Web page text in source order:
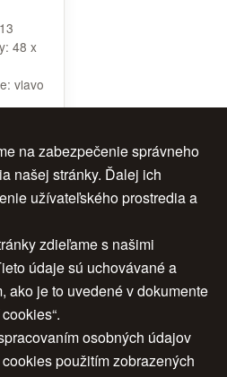
48 x
vlavo
Obchodné podmienky |
na zabezpečenie správneho
našej stránky. Ďalej ich
užívateľského prostredia a
zdieľame s našimi
údaje sú uchovávané a
ako je to uvedené v dokumente
osobných údajov
použitím zobrazených